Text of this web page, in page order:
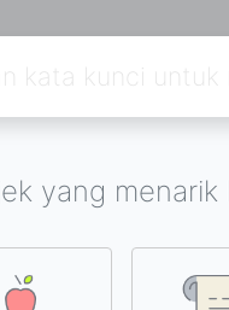
yang menarik